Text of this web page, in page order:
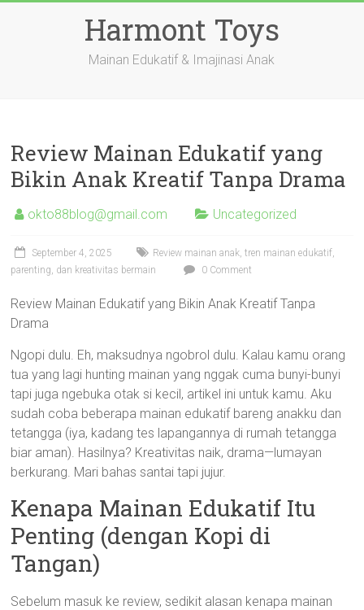
Harmont Toys
Mainan Edukatif & Imajinasi Anak
Review Mainan Edukatif yang
Bikin Anak Kreatif Tanpa Drama
okto88blog@gmail.com Uncategorized
September 4, 2025
Review mainan anak, tren mainan edukatif,
parenting, dan kreativitas bermain
0 Comment
Review Mainan Edukatif yang Bikin Anak Kreatif Tanpa
Drama
Ngopi dulu. Eh, maksudnya ngobrol dulu. Kalau kamu orang
tua yang lagi hunting mainan yang nggak cuma bunyi-bunyi
tapi juga ngebuka otak si kecil, artikel ini untuk kamu. Aku
sudah coba beberapa mainan edukatif bareng anakku dan
tetangga (iya, kadang tes lapangannya di rumah tetangga
biar aman). Hasilnya? Kreativitas naik, drama—lumayan
berkurang. Mari bahas santai tapi jujur.
Kenapa Mainan Edukatif Itu
Penting (dengan Kopi di
Tangan)
Sebelum masuk ke review, sedikit alasan kenapa mainan